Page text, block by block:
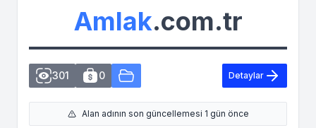
Amlak.com.tr
301 0 Detaylar
Alan adının son güncellemesi 1 gün önce